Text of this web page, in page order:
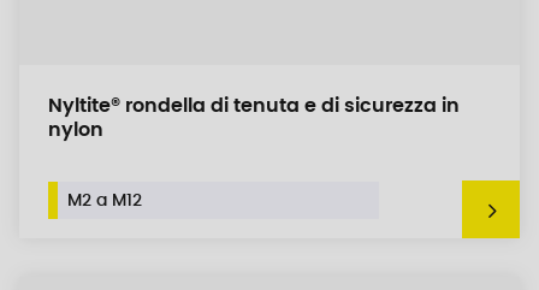
Nyltite® rondella di tenuta e di sicurezza in
nylon
M2 a M12